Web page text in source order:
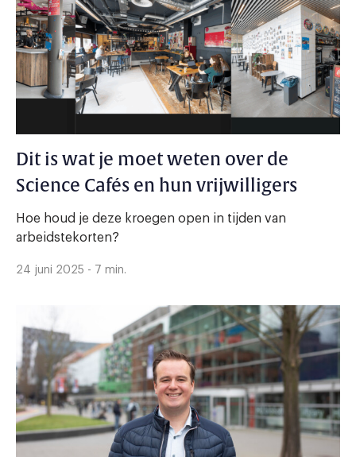
Dit is wat je moet weten over de
Science Cafés en hun vrijwilligers
Hoe houd je deze kroegen open in tijden van
arbeidstekorten?
24 juni 2025 - 7 min.